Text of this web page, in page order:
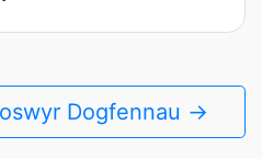
Dogfennau →